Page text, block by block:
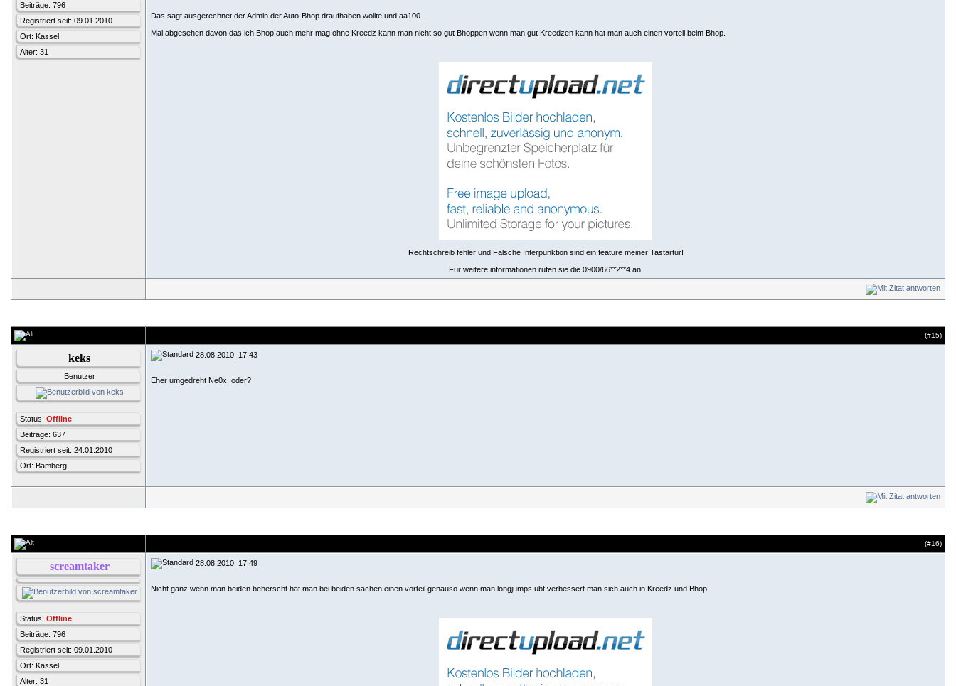
Beiträge: 796
Registriert seit: 09.01.2010
Ort: Kassel
Alter: 31
Das sagt ausgerechnet der Admin der Auto-Bhop draufhaben wollte und aa100.
Mal abgesehen davon das ich Bhop auch mehr mag ohne Kreedz kann man nicht so gut Bhoppen wenn man gut Kreedzen kann hat man auch einen vorteil beim Bhop.
Rechtschreib fehler und Falsche Interpunktion sind ein feature meiner Tastartur!
Für weitere informationen rufen sie die 0900/66**2**4 an.
(#15)
keks
Benutzer
Status: Offline
Beiträge: 637
Registriert seit: 24.01.2010
Ort: Bamberg
28.08.2010, 17:43
Eher umgedreht Ne0x, oder?
(#16)
screamtaker
Status: Offline
Beiträge: 796
Registriert seit: 09.01.2010
Ort: Kassel
Alter: 31
28.08.2010, 17:49
Nicht ganz wenn man beiden beherscht hat man bei beiden sachen einen vorteil genauso wenn man longjumps übt verbessert man sich auch in Kreedz und Bhop.